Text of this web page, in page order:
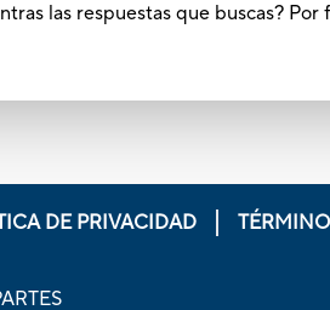
las respuestas que buscas? Por
DE PRIVACIDAD